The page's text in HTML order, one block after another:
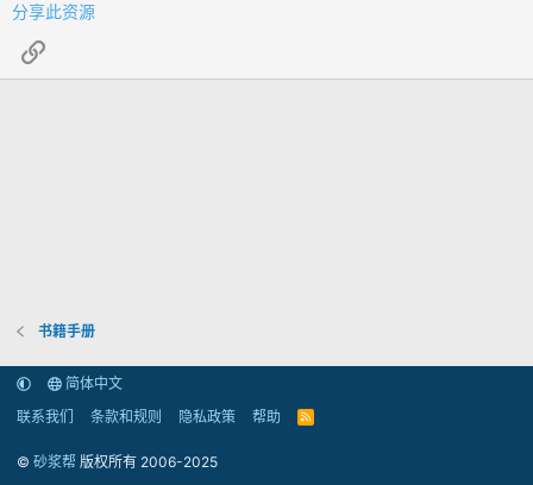
分享此资源
链接
书籍手册
简体中文
联系我们
条款和规则 隐私政策 帮助
R
© 砂浆帮 版权所有 2006-2025